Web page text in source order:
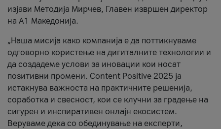
изјави Методија Мирчев, Главен извршен директор
на А1 Македонија.
„Наша мисија како компанија е да поттикнуваме
одговорно користење на дигиталните технологии и
да создадеме услови за иновации кои носат
позитивни промени. Content Positive 2025 ја
истакнува важноста на практичните решенија,
соработка и свесност, кои се клучни за градење на
сигурен и инспиративен онлајн екосистем.
Веруваме дека со обединување на експерти,